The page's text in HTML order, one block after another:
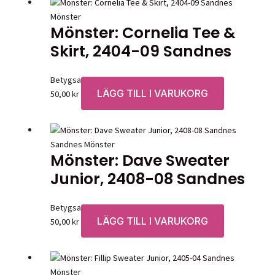
Mönster
Mönster: Cornelia Tee &
Skirt, 2404-09 Sandnes
Betygsatt0av 5
50,00kr LÄGG TILL I VARUKORG
Sandnes Mönster
Mönster: Dave Sweater
Junior, 2408-08 Sandnes
Betygsatt0av 5
50,00kr LÄGG TILL I VARUKORG
Mönster